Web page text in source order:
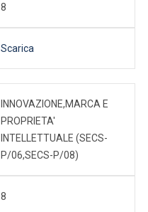
8
Scarica
INNOVAZIONE,MARCA E
PROPRIETA'
INTELLETTUALE (SECS-
P/06,SECS-P/08)
8